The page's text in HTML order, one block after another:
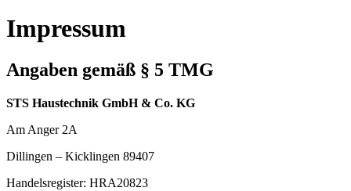
Impressum
Angaben gemäß § 5 TMG
STS Haustechnik GmbH & Co. KG
Am Anger 2A
Dillingen – Kicklingen 89407
Handelsregister: HRA20823